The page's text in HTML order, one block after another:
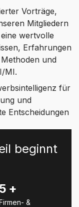
Vorträge,
Mitgliedern
wertvolle
Erfahrungen
und
MI.
für
und
Entscheidungen
beginnt
5 +
&